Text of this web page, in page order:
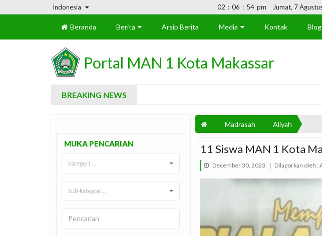
Indonesia 02 : 06 : 54 pm Jumat, 7
Beranda Berita Arsip Berita Media Kontak Blog
Portal MAN 1 Kota Makassar
BREAKING NEWS
MUKA PENCARIAN
kategori....
Sub-kategori....
Madrasah Aliyah
11 Siswa MAN 1 Kota
December 30, 2023 | Dilaporkan oleh :